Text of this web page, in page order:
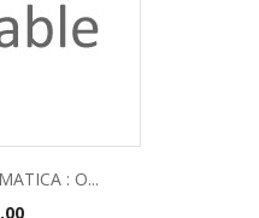
: O...